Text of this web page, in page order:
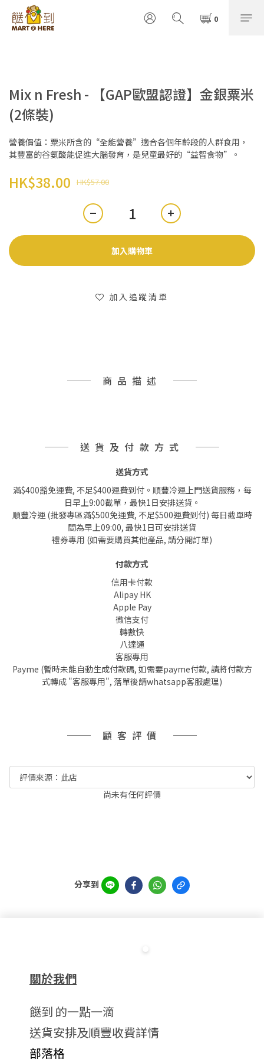
Mix n Fresh - 【GAP歐盟認證】金銀粟米
(2條裝)
營養價值：粟米所含的“全能營養”適合各個年齡段的人群食用，
其豐富的谷氨酸能促進大腦發育，是兒童最好的“益智食物”。
HK$57.00
HK$38.00
加入購物車
加入追蹤清單
商品描述
送貨及付款方式
送貨方式
滿$400豁免運費, 不足$400運費到付。順豐冷運上門送貨服務，每
日早上9:00截單，最快1日安排送貨。
順豐冷運 (批發專區滿$500免運費, 不足$500運費到付) 每日截單時
間為早上09:00, 最快1日可安排送貨
禮券專用 (如需要購買其他產品, 請分開訂單)
付款方式
信用卡付款
Alipay HK
Apple Pay
微信支付
轉數快
八達通
客服專用
Payme (暫時未能自動生成付款碼, 如需要payme付款, 請將付款方
式轉成 "客服專用", 落單後請whatsapp客服處理)
顧客評價
尚未有任何評價
分享到
關於我們
餸到 的一點一滴
送貨安排及順豐收費詳情
部落格